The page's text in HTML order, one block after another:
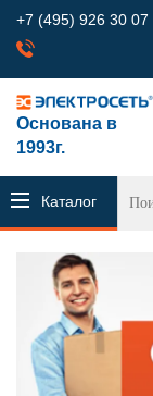
+7 (495) 926 30 07
Основана в
1993г.
Каталог
продукции